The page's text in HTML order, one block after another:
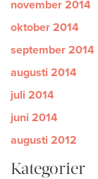
november 2014
oktober 2014
september 2014
augusti 2014
juli 2014
juni 2014
augusti 2012
Kategorier